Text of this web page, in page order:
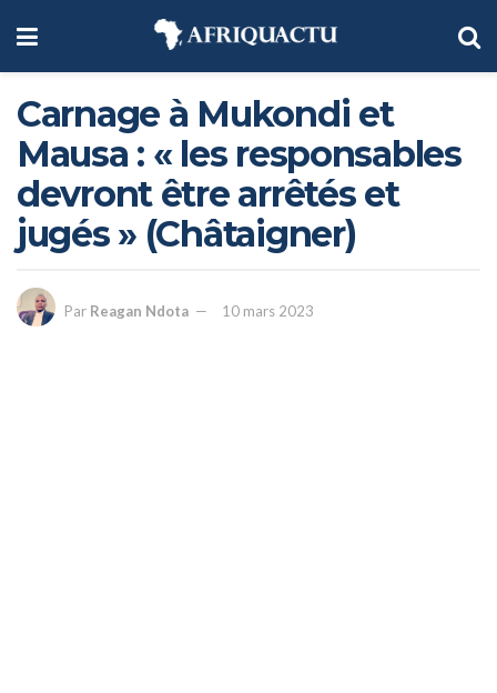
Carnage à Mukondi et
Mausa : « les responsables
devront être arrêtés et
jugés » (Châtaigner)
Par Reagan Ndota 10 mars 2023